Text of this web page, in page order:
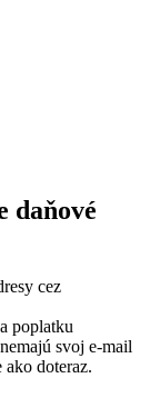
daňové
cez
poplatku
svoj e-mail
doteraz.